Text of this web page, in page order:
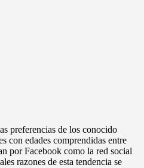
preferencias de los conocido
con edades comprendidas entre
por Facebook como la red social
razones de esta tendencia se